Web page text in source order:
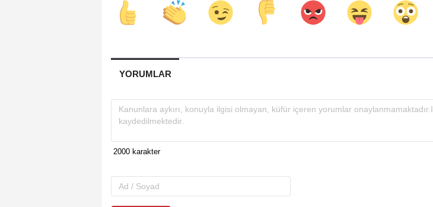
YORUMLAR